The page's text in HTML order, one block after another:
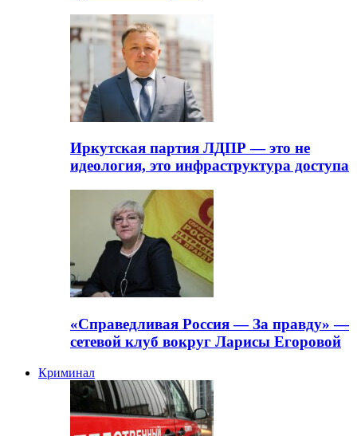
Иркутская партия ЛДПР — это не
идеология, это инфраструктура доступа
«Справедливая Россия — За правду» —
сетевой клуб вокруг Ларисы Егоровой
Криминал